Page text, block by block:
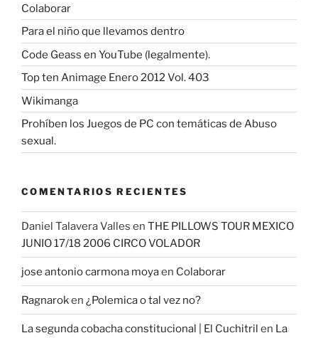
Colaborar
Para el niño que llevamos dentro
Code Geass en YouTube (legalmente).
Top ten Animage Enero 2012 Vol. 403
Wikimanga
Prohíben los Juegos de PC con temáticas de Abuso
sexual.
COMENTARIOS RECIENTES
Daniel Talavera Valles en THE PILLOWS TOUR MEXICO
JUNIO 17/18 2006 CIRCO VOLADOR
jose antonio carmona moyaen Colaborar
Ragnaroken ¿Polemica o tal vez no?
La segunda cobacha constitucional | El Cuchitril en La